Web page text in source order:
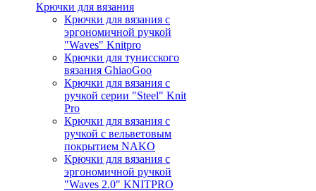
Крючки для вязания
Крючки для вязания с
эргономичной ручкой
"Waves" Knitpro
Крючки для тунисского
вязания GhiaoGoo
Крючки для вязания с
ручкой серии "Steel" Knit
Pro
Крючки для вязания с
ручкой с вельветовым
покрытием NAKO
Крючки для вязания с
эргономичной ручкой
"Waves 2.0" KNITPRO